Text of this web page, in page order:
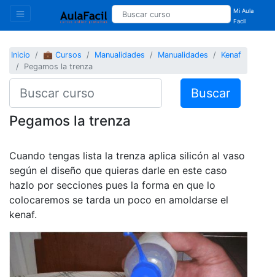
Mi Aula
Facil
Inicio 💼 Cursos Manualidades Manualidades
Kenaf
Pegamos la trenza
Buscar
Pegamos la trenza
Cuando tengas lista la trenza aplica silicón al vaso
según el diseño que quieras darle en este caso
hazlo por secciones pues la forma en que lo
colocaremos se tarda un poco en amoldarse el
kenaf.